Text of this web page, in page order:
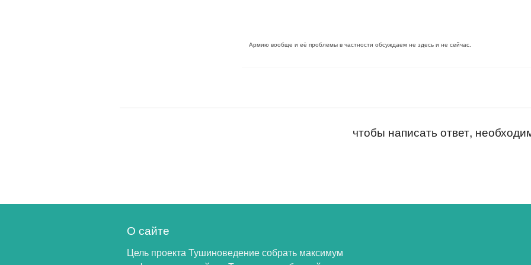
Армию вообще и её проблемы в частности обсуждаем не здесь и не сейчас.
чтобы написать ответ,
О сайте
Цель проекта Тушиноведение собрать максимум